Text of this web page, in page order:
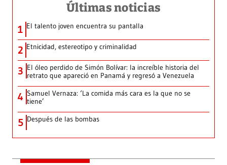
Últimas noticias
1 El talento joven encuentra su pantalla​
2 Etnicidad, estereotipo y criminalidad
3 El óleo perdido de Simón Bolívar: la increíble historia del
retrato que apareció en Panamá y regresó a Venezuela
4 Samuel Vernaza: ‘La comida más cara es la que no se
tiene’
5 Después de las bombas